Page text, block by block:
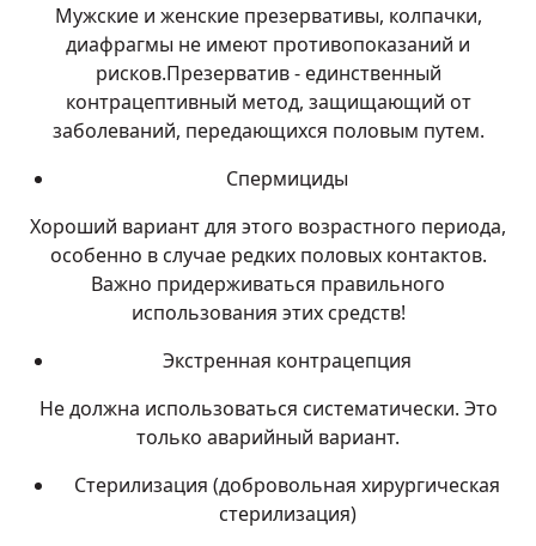
Мужские и женские презервативы, колпачки,
диафрагмы не имеют противопоказаний и
рисков.Презерватив - единственный
контрацептивный метод, защищающий от
заболеваний, передающихся половым путем.
Спермициды
Хороший вариант для этого возрастного периода,
особенно в случае редких половых контактов.
Важно придерживаться правильного
использования этих средств!
Экстренная контрацепция
Не должна использоваться систематически. Это
только аварийный вариант.
Стерилизация (добровольная хирургическая
стерилизация)